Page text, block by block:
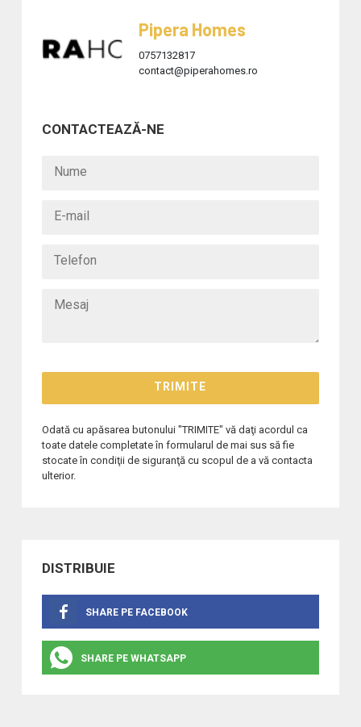
Pipera Homes
0757132817
contact@piperahomes.ro
CONTACTEAZĂ-NE
Odată cu apăsarea butonului "TRIMITE" vă daţi acordul ca
toate datele completate în formularul de mai sus să fie
stocate în condiţii de siguranţă cu scopul de a vă contacta
ulterior.
DISTRIBUIE
SHARE PE FACEBOOK
SHARE PE WHATSAPP